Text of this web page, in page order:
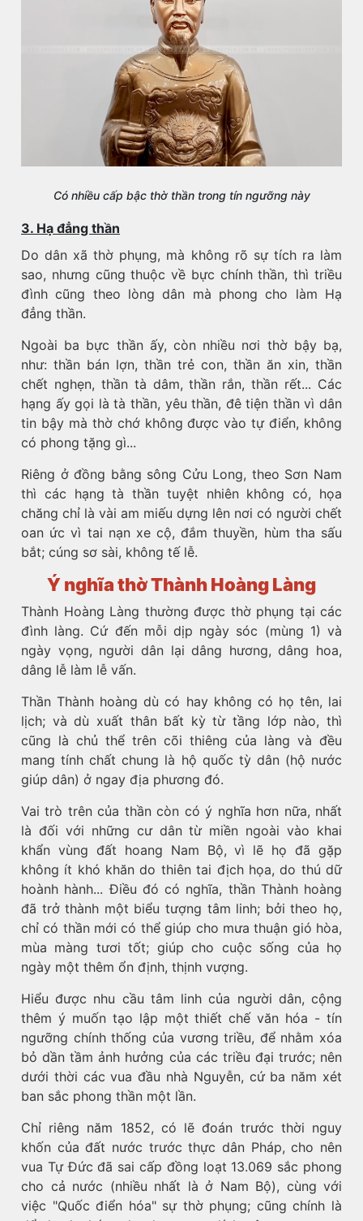
Có nhiều cấp bậc thờ thần trong tín ngưỡng này
3. Hạ đẳng thần
Do dân xã thờ phụng, mà không rõ sự tích ra làm
sao, nhưng cũng thuộc về bực chính thần, thì triều
đình cũng theo lòng dân mà phong cho làm Hạ
đẳng thần.
Ngoài ba bực thần ấy, còn nhiều nơi thờ bậy bạ,
như: thần bán lợn, thần trẻ con, thần ăn xin, thần
chết nghẹn, thần tà dâm, thần rắn, thần rết... Các
hạng ấy gọi là tà thần, yêu thần, đê tiện thần vì dân
tin bậy mà thờ chớ không được vào tự điển, không
có phong tặng gì...
Riêng ở đồng bằng sông Cửu Long, theo Sơn Nam
thì các hạng tà thần tuyệt nhiên không có, họa
chăng chỉ là vài am miếu dựng lên nơi có người chết
oan ức vì tai nạn xe cộ, đắm thuyền, hùm tha sấu
bắt; cúng sơ sài, không tế lễ.
Ý nghĩa thờ Thành Hoàng Làng
Thành Hoàng Làng thường được thờ phụng tại các
đình làng. Cứ đến mỗi dịp ngày sóc (mùng 1) và
ngày vọng, người dân lại dâng hương, dâng hoa,
dâng lễ làm lễ vấn.
Thần Thành hoàng dù có hay không có họ tên, lai
lịch; và dù xuất thân bất kỳ từ tầng lớp nào, thì
cũng là chủ thể trên cõi thiêng của làng và đều
mang tính chất chung là hộ quốc tỳ dân (hộ nước
giúp dân) ở ngay địa phương đó.
Vai trò trên của thần còn có ý nghĩa hơn nữa, nhất
là đối với những cư dân từ miền ngoài vào khai
khẩn vùng đất hoang Nam Bộ, vì lẽ họ đã gặp
không ít khó khăn do thiên tai địch họa, do thú dữ
hoành hành... Điều đó có nghĩa, thần Thành hoàng
đã trở thành một biểu tượng tâm linh; bởi theo họ,
chỉ có thần mới có thể giúp cho mưa thuận gió hòa,
mùa màng tươi tốt; giúp cho cuộc sống của họ
ngày một thêm ổn định, thịnh vượng.
Hiểu được nhu cầu tâm linh của người dân, cộng
thêm ý muốn tạo lập một thiết chế văn hóa - tín
ngưỡng chính thống của vương triều, để nhằm xóa
bỏ dần tầm ảnh hưởng của các triều đại trước; nên
dưới thời các vua đầu nhà Nguyễn, cứ ba năm xét
ban sắc phong thần một lần.
Chỉ riêng năm 1852, có lẽ đoán trước thời nguy
khốn của đất nước trước thực dân Pháp, cho nên
vua Tự Đức đã sai cấp đồng loạt 13.069 sắc phong
cho cả nước (nhiều nhất là ở Nam Bộ), cùng với
việc "Quốc điển hóa" sự thờ phụng; cũng chính là